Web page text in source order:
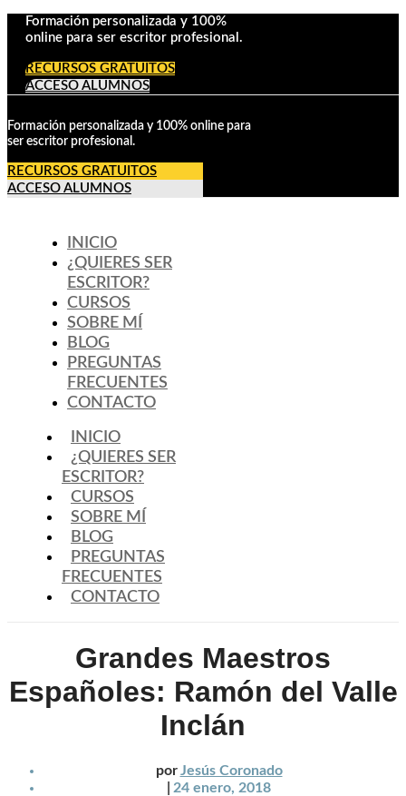
Formación personalizada y 100%
online para ser escritor profesional.
RECURSOS GRATUITOS
ACCESO ALUMNOS
Formación personalizada y 100% online para
ser escritor profesional.
RECURSOS GRATUITOS
ACCESO ALUMNOS
INICIO
¿QUIERES SER
ESCRITOR?
CURSOS
SOBRE MÍ
BLOG
PREGUNTAS
FRECUENTES
CONTACTO
INICIO
¿QUIERES SER
ESCRITOR?
CURSOS
SOBRE MÍ
BLOG
PREGUNTAS
FRECUENTES
CONTACTO
Grandes Maestros
Españoles: Ramón del Valle
Inclán
por Jesús Coronado
24 enero, 2018